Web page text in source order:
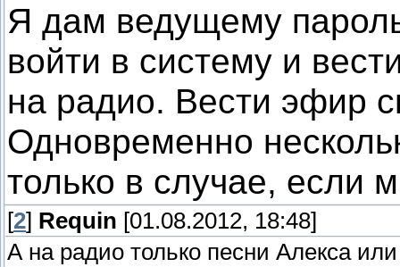
Я дам ведущему
войти в систему и
на радио. Вести эфир
Одновременно
только в случае, если
[2] Requin [01.08.2012, 18:48]
А на радио только песни Алекса